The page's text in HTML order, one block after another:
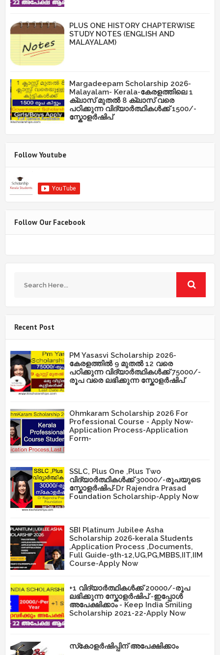
PLUS ONE HISTORY CHAPTERWISE
STUDY NOTES (ENGLISH AND
MALAYALAM)
Margadeepam Scholarship 2026-
Malayalam- Kerala-കേരളത്തിലെ 1
ക്ലാസ് മുതൽ 8 ക്ലാസ് വരെ
പഠിക്കുന്ന വിദ്യാർത്ഥികൾക്ക് 1500/-
സ്കോളർഷിപ്
Follow Youtube
Follow Our Facebook
Recent Post
PM Yasasvi Scholarship 2026-
കേരളത്തിൽ 9 മുതൽ 12 വരെ
പഠിക്കുന്ന വിദ്യാർത്ഥികൾക്ക് 75000/-
രൂപ വരെ ലഭിക്കുന്ന സ്കോളർഷിപ്
Ohmkaram Scholarship 2026 For
Professional Course - Apply Now-
Application Process-Application
Form-
SSLC, Plus One ,Plus Two
വിദ്യാർത്ഥികൾക്ക് 30000/-രൂപയുടെ
സ്കോളർഷിപ്-Dr Rajendra Prasad
Foundation Scholarship-Apply Now
SBI Platinum Jubilee Asha
Scholarship 2026-kerala Students
,Application Process ,Documents,
Full Guide-9th-12,UG,PG,MBBS,IIT,IIM
Course-Apply Now
+1 വിദ്യാർത്ഥികൾക്ക് 20000/-രൂപ
ലഭിക്കുന്ന സ്കോളർഷിപ് -ഇപ്പോൾ
അപേക്ഷിക്കാം - Keep India Smiling
Scholarship 2021-22-Apply Now
സ്‌കോളർഷിപ്പിന് അപേക്ഷിക്കാം